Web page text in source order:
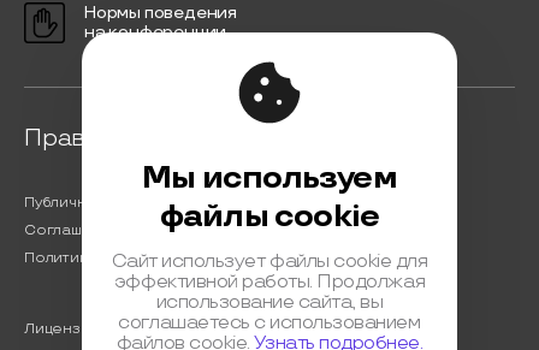
Нормы поведения
на конференции
Правовая информация
Публичная оферта
Соглашение на обработку персональных данных
Политика обработки персональных данных
Лицензионный договор с Автором
Мы используем
файлы cookie
Сайт использует файлы cookie для
эффективной работы. Продолжая
использование сайта, вы
соглашаетесь с использованием
файлов cookie.Узнать подробнее.